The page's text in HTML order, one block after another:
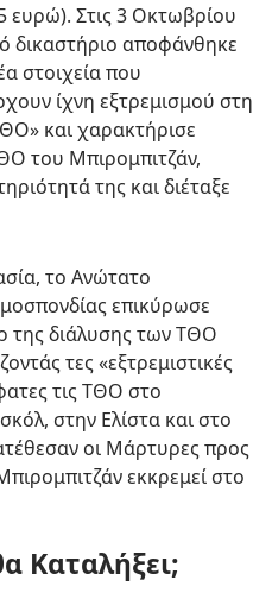
ευρώ). Στις 3 Οκτωβρίου
δικαστήριο αποφάνθηκε
στοιχεία που
ίχνη εξτρεμισμού στη
και χαρακτήρισε
του Μπιρομπιτζάν,
της και διέταξε
το Ανώτατο
επικύρωσε
της διάλυσης των ΤΘΟ
τες «εξτρεμιστικές
τις ΤΘΟ στο
στην Ελίστα και στο
οι Μάρτυρες προς
εκκρεμεί στο
Καταλήξει;